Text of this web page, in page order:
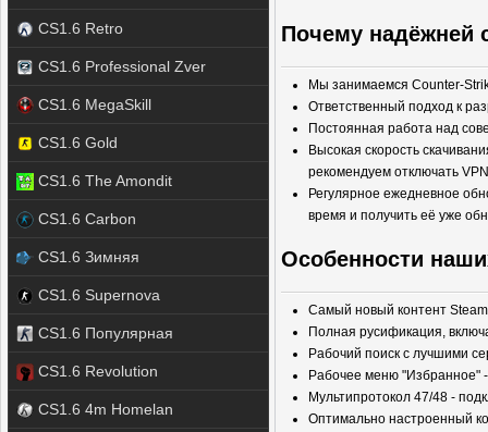
CS1.6 Retro
CS1.6 Professional Zver
CS1.6 MegaSkill
CS1.6 Gold
CS1.6 The Amondit
CS1.6 Carbon
CS1.6 Зимняя
CS1.6 Supernova
CS1.6 Популярная
CS1.6 Revolution
CS1.6 4m Homelan
Почему надёжней
Мы занимаемся Counter-
Ответственный подход к
Постоянная работа над
Высокая скорость
рекомендуем отключать
Регулярное ежедневное
время и получить её уже
Особенности
Самый новый контент Steam
Полная русификация,
Рабочий поиск с лучшими
Рабочее меню "Избранное"
Мультипротокол 47/48 -
Оптимально настроенный